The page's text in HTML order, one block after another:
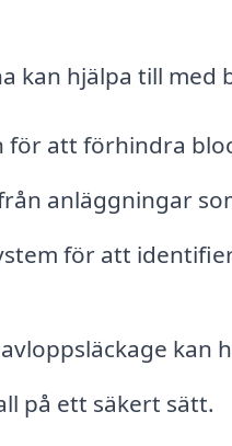
kan hjälpa till med
för att förhindra
anläggningar
för att
kan
på ett säkert sätt.